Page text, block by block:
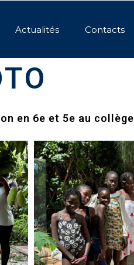
Actualités Contacts
en 6e et 5e au collège